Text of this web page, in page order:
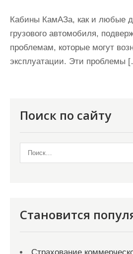
Кабины КамАЗа, как и любые
грузового автомобиля,
проблемам, которые могут
эксплуатации. Эти проблемы
Поиск по сайту
Становится